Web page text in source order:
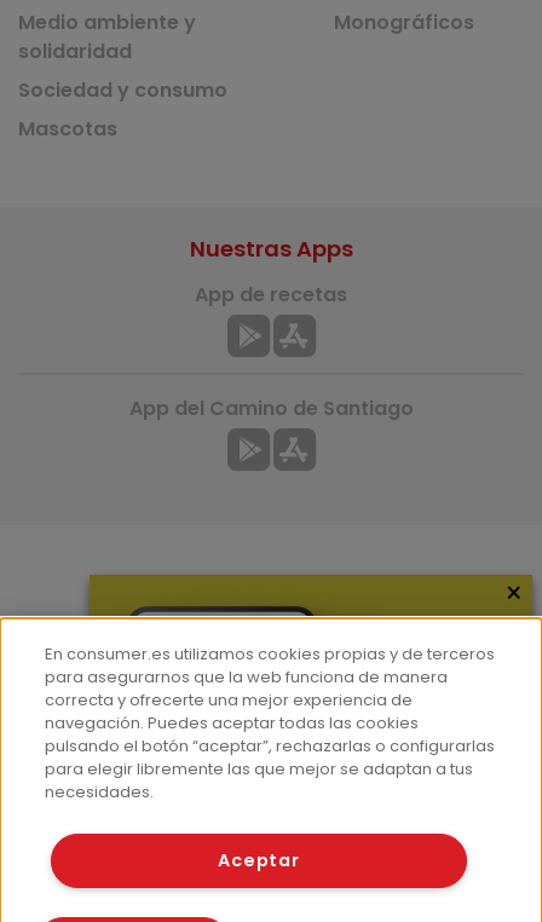
Medio ambiente y
solidaridad
Sociedad y consumo
Mascotas
Monográficos
Hemeroteca
Contacto
Prensa
Corpus Lingüístico Consumer
Nuestras Apps
App de recetas
App del Camino de Santiago
© Fundación EROSKI
Políticas de cookies
×
En consumer.es utilizamos cookies propias y de terceros
para asegurarnos que la web funciona de manera
correcta y ofrecerte una mejor experiencia de
navegación. Puedes aceptar todas las cookies
pulsando el botón “aceptar”, rechazarlas o configurarlas
para elegir libremente las que mejor se adaptan a tus
necesidades.
Aceptar